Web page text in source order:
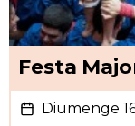
Festa
Diumenge